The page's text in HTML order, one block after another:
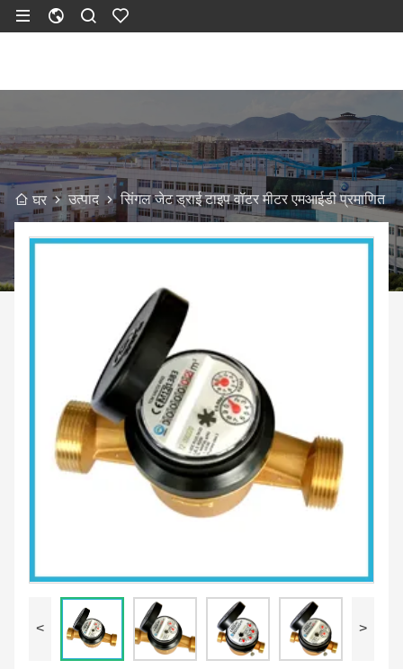
घर उत्पाद सिंगल जेट ड्राई टाइप वॉटर मीटर एमआईडी प्रमाणित
< >